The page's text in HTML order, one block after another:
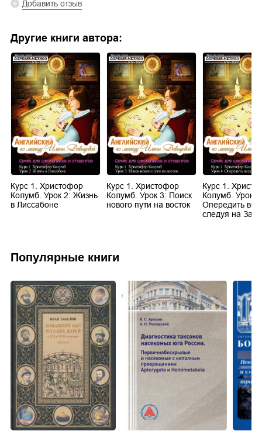
Добавить отзыв
Другие книги автора:
Курс 1. Христофор
Колумб. Урок 2: Жизнь
в Лиссабоне
Курс 1. Христофор
Колумб. Урок 3: Поиск
нового пути на восток
Курс 1.
Колумб. Урок 4:
Опередить
следуя на
Популярные книги